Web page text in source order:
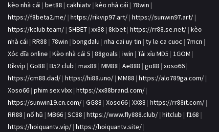
kèo nhà cái | bet88 | cakhiatv | kèo nhà cái | 78win |
https://f8beta2.me/ | https://rikvip97.art/ | https://sunwin97.art/ |
https://kclub.team/ | SHBET | xx88 | 8kbet | https://rr88.se.net/ | kèo
nhà cái | RR88 | 78win | bongdalu | nha cai uy tin | ty le ca cuoc | 7mcn |
Xóc đĩa online | Kèo nhà cái 5 | 88goals | iwin | Tài xỉu MD5 | 1GOM |
Rikvip | Go88 | B52 club | max88 | MM88 | Ae888 | go88 | xoso66 |
https://cm88.dad/ | https://hi88.uno/ | MM88 | https://alo789ga.com/ |
Xoso66 | phim sex vlxx | https://xx88brand.com/ |
https://sunwin19.cn.com/ | GG88 | Xoso66 | XX88 | https://rr88it.com/ |
RR88 | nổ hũ | MB66 | SC88 | https://www.fly888.club/ | hitclub | f168 |
https://hoiquantv.vip/ | https://hoiquantv.site/ |